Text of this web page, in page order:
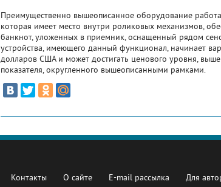
Преимущественно вышеописанное оборудование
которая имеет место внутри роликовых механизмов,
банкнот, уложенных в приемник, оснащенный рядом
устройства, имеющего данный функционал, начинает
долларов США и может достигать ценового уровня,
показателя, округленного вышеописанными рамками.
Контакты О сайте E-mail рассылка Для